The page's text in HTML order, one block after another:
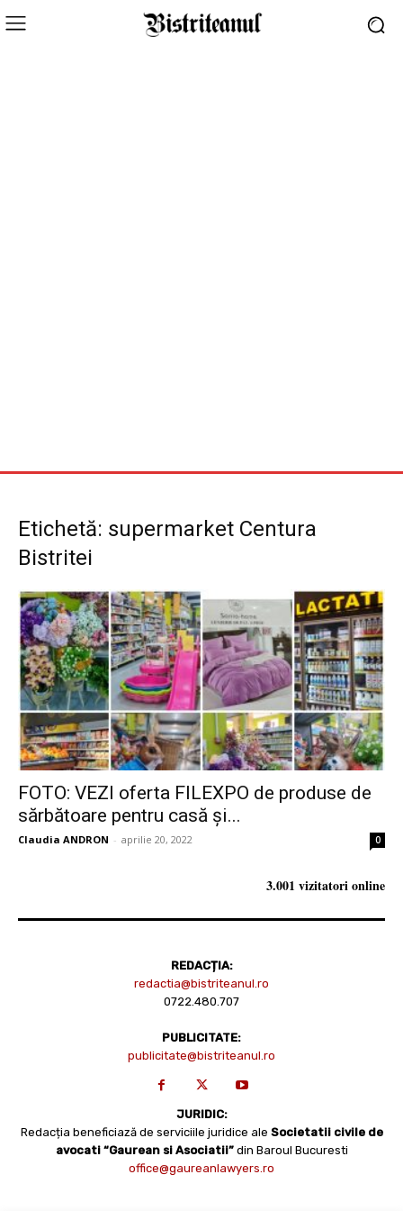
Etichetă: supermarket Centura
Bistritei
FOTO: VEZI oferta FILEXPO de produse de
sărbătoare pentru casă și...
Claudia ANDRON - aprilie 20, 2022 0
3.001 vizitatori online
REDACȚIA:
redactia@bistriteanul.ro
0722.480.707
PUBLICITATE:
publicitate@bistriteanul.ro
JURIDIC:
Redacția beneficiază de serviciile juridice ale Societatii civile de
avocati “Gaurean si Asociatii” din Baroul Bucuresti
office@gaureanlawyers.ro